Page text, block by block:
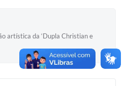
artística da ‘Dupla Christian e